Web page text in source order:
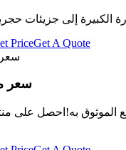
PriceGet A Quote
سعر
والمورد والمصنع الموثوق